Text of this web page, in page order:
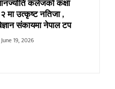
कलेजको कक्षा
मा उत्कृष्ट नतिजा ,
संकायमा नेपाल टप
June 19, 2026